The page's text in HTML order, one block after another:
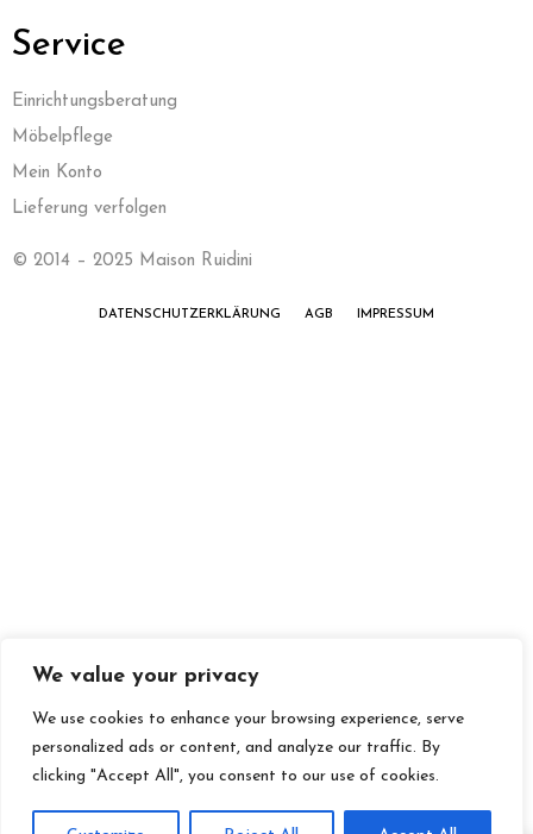
We value your privacy
We use cookies to enhance your browsing experience, serve
personalized ads or content, and analyze our traffic. By
clicking "Accept All", you consent to our use of cookies.
Service
Einrichtungsberatung
Möbelpflege
Mein Konto
Lieferung verfolgen
© 2014 – 2025 Maison Ruidini
DATENSCHUTZERKLÄRUNG AGB IMPRESSUM